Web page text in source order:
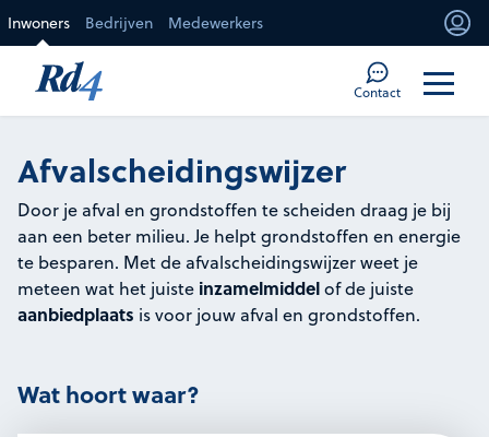
Inwoners Bedrijven Medewerkers
Contact
Afvalscheidingswijzer
Door je afval en grondstoffen te scheiden draag je bij
aan een beter milieu. Je helpt grondstoffen en energie
te besparen. Met de afvalscheidingswijzer weet je
meteen wat het juiste inzamelmiddelof de juiste
aanbiedplaats is voor jouw afval en grondstoffen.​
Wat hoort waar?